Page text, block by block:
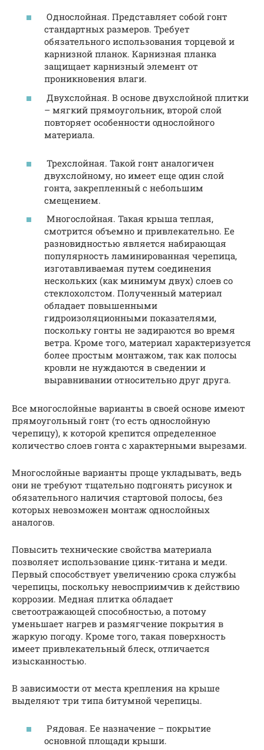
Однослойная. Представляет собой гонт
стандартных размеров. Требует
обязательного использования торцевой и
карнизной планок. Карнизная планка
защищает карнизный элемент от
проникновения влаги.
Двухслойная. В основе двухслойной плитки
– мягкий прямоугольник, второй слой
повторяет особенности однослойного
материала.
Трехслойная. Такой гонт аналогичен
двухслойному, но имеет еще один слой
гонта, закрепленный с небольшим
смещением.
Многослойная. Такая крыша теплая,
смотрится объемно и привлекательно. Ее
разновидностью является набирающая
популярность ламинированная черепица,
изготавливаемая путем соединения
нескольких (как минимум двух) слоев со
стеклохолстом. Полученный материал
обладает повышенными
гидроизоляционными показателями,
поскольку гонты не задираются во время
ветра. Кроме того, материал характеризуется
более простым монтажом, так как полосы
кровли не нуждаются в сведении и
выравнивании относительно друг друга.
Все многослойные варианты в своей основе имеют
прямоугольный гонт (то есть однослойную
черепицу), к которой крепится определенное
количество слоев гонта с характерными вырезами.
Многослойные варианты проще укладывать, ведь
они не требуют тщательно подгонять рисунок и
обязательного наличия стартовой полосы, без
которых невозможен монтаж однослойных
аналогов.
Повысить технические свойства материала
позволяет использование цинк-титана и меди.
Первый способствует увеличению срока службы
черепицы, поскольку невосприимчив к действию
коррозии. Медная плитка обладает
светоотражающей способностью, а потому
уменьшает нагрев и размягчение покрытия в
жаркую погоду. Кроме того, такая поверхность
имеет привлекательный блеск, отличается
изысканностью.
В зависимости от места крепления на крыше
выделяют три типа битумной черепицы.
Рядовая. Ее назначение – покрытие
основной площади крыши.